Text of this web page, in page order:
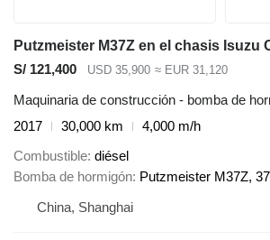
Putzmeister M37Z en el chasis Isuzu
S/ 121,400
USD 35,900 ≈ EUR 31,120
Maquinaria de construcción - bomba de
2017
30,000 km
4,000 m/h
Combustible diésel
Bomba de hormigón Putzmeister M37Z,
China, Shanghai